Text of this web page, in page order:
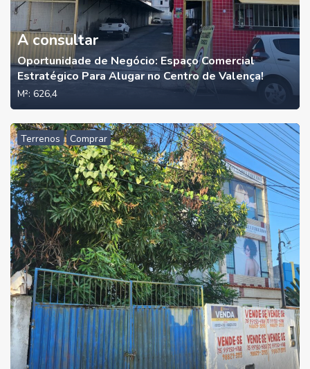
A consultar
Oportunidade de Negócio: Espaço Comercial
Estratégico Para Alugar no Centro de Valença!
M²: 626,4
Terrenos Comprar